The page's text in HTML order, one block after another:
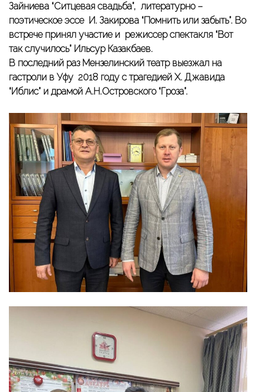
Зайниева “Ситцевая свадьба”, литературно –
поэтическое эссе И. Закирова “Помнить или забыть”. Во
встрече принял участие и режиссер спектакля “Вот
так случилось” Ильсур Казакбаев.
В последний раз Мензелинский театр выезжал на
гастроли в Уфу 2018 году с трагедией Х. Джавида
“Иблис” и драмой А.Н.Островского “Гроза”.